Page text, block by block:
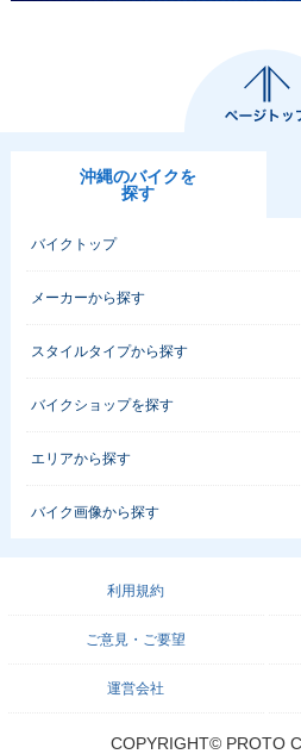
沖縄のバイクを
探す
バイクトップ
メーカーから探す
スタイルタイプから探す
バイクショップを探す
エリアから探す
バイク画像から探す
利用規約
ご意見・ご要望
運営会社
COPYRIGHT© PROTO